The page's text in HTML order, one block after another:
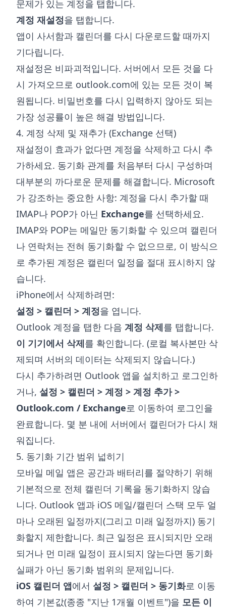
문제가 있는 계정을 탭합니다.
계정 재설정을 탭합니다.
앱이 사서함과 캘린더를 다시 다운로드할 때까지
기다립니다.
재설정은 비파괴적입니다. 서버에서 모든 것을 다
시 가져오므로 outlook.com에 있는 모든 것이 복
원됩니다. 비밀번호를 다시 입력하지 않아도 되는
가장 성공률이 높은 해결 방법입니다.
4. 계정 삭제 및 재추가 (Exchange 선택)
재설정이 효과가 없다면 계정을 삭제하고 다시 추
가하세요. 동기화 관계를 처음부터 다시 구성하며
대부분의 까다로운 문제를 해결합니다. Microsoft
가 강조하는 중요한 사항: 계정을 다시 추가할 때
IMAP나 POP가 아닌 Exchange를 선택하세요.
IMAP와 POP는 메일만 동기화할 수 있으며 캘린더
나 연락처는 전혀 동기화할 수 없으므로, 이 방식으
로 추가된 계정은 캘린더 일정을 절대 표시하지 않
습니다.
iPhone에서 삭제하려면:
설정 > 캘린더 > 계정을 엽니다.
Outlook 계정을 탭한 다음 계정 삭제를 탭합니다.
이 기기에서 삭제를 확인합니다. (로컬 복사본만 삭
제되며 서버의 데이터는 삭제되지 않습니다.)
다시 추가하려면 Outlook 앱을 설치하고 로그인하
거나, 설정 > 캘린더 > 계정 > 계정 추가 >
Outlook.com / Exchange로 이동하여 로그인을
완료합니다. 몇 분 내에 서버에서 캘린더가 다시 채
워집니다.
5. 동기화 기간 범위 넓히기
모바일 메일 앱은 공간과 배터리를 절약하기 위해
기본적으로 전체 캘린더 기록을 동기화하지 않습
니다. Outlook 앱과 iOS 메일/캘린더 스택 모두 얼
마나 오래된 일정까지(그리고 미래 일정까지) 동기
화할지 제한합니다. 최근 일정은 표시되지만 오래
되거나 먼 미래 일정이 표시되지 않는다면 동기화
실패가 아닌 동기화 범위의 문제입니다.
iOS 캘린더 앱에서 설정 > 캘린더 > 동기화로 이동
하여 기본값(종종 "지난 1개월 이벤트")을 모든 이